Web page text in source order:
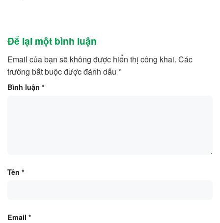
Để lại một bình luận
Email của bạn sẽ không được hiển thị công khai. Các
trường bắt buộc được đánh dấu *
Bình luận *
Tên *
Email *